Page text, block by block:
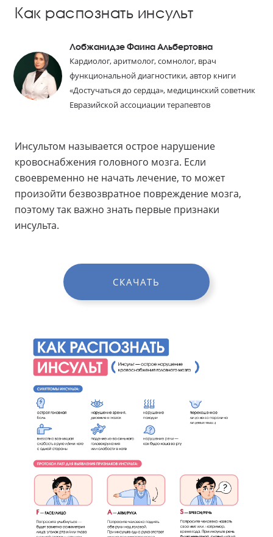
Как распознать инсульт
Лобжанидзе Фаина Альбертовна
Кардиолог, аритмолог, сомнолог, врач
функциональной диагностики, автор книги
«Достучаться до сердца», медицинский советник
Евразийской ассоциации терапевтов
Инсультом называется острое нарушение
кровоснабжения головного мозга. Если
своевременно не начать лечение, то может
произойти безвозвратное повреждение мозга,
поэтому так важно знать первые признаки
инсульта.
СКАЧАТЬ